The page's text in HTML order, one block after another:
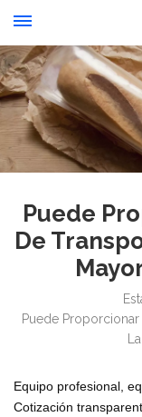
Puede
De
Puede
Equipo profesional,
Cotización